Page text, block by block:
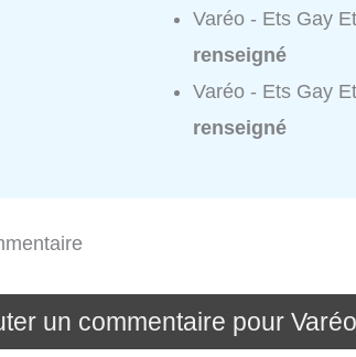
Varéo - Ets Gay
renseigné
Varéo - Ets Gay
renseigné
un commentaire pour